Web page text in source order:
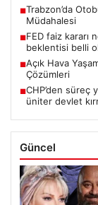
■Trabzon’da
Müdahalesi
■FED faiz kararı
beklentisi belli
■Açık Hava
Çözümleri
■CHP’den süreç
üniter devlet
Güncel